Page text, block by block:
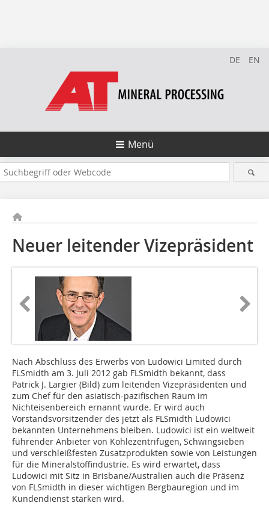
DE EN
Menü
Neuer leitender Vizepräsident
Nach Abschluss des Erwerbs von Ludowici ­Limited durch
FLSmidth am 3. Juli 2012 gab FLSmidth bekannt, dass
Patrick J. Largier (Bild) zum leitenden Vizepräsidenten und
zum Chef für den asiatisch-pazifischen Raum im
Nichteisenbereich ernannt wurde. Er wird auch
Vorstandsvorsitzender des jetzt als FLSmidth ­Ludowici
bekannten Unternehmens bleiben. ­Ludowici ist ein weltweit
führender Anbieter von Kohlezentrifugen, Schwingsieben
und verschleißfesten Zusatzprodukten sowie von Leistungen
für die Mineralstoffindustrie. Es wird erwartet, dass
Ludowici mit Sitz in Brisbane/Australien auch die Präsenz
von ­FLSmidth in dieser wichtigen Bergbauregion und im
Kundendienst stärken wird.